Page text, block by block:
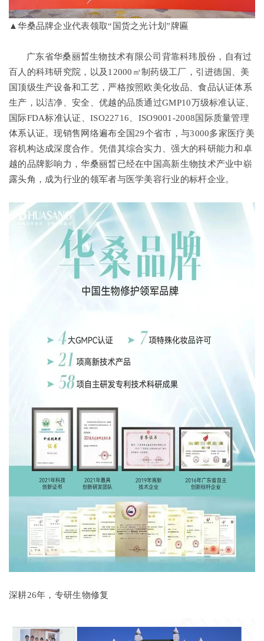
▲华桑品牌企业代表领取“国货之光计划”牌匾
广东省华桑丽晳生物技术有限公司背靠科玮股份，自有过
百人的科玮研究院，以及12000㎡制药级工厂，引进德国、美
国顶级生产设备和工艺，严格按照欧美化妆品、食品认证体系
生产，以洁净、安全、优越的品质通过GMP10万级标准认证、
国际FDA标准认证、ISO22716、ISO9001-2008国际质量管理
体系认证。现销售网络遍布全国29个省市，与3000多家医疗美
容机构达成深度合作。凭借其综合实力、强大的科研能力和卓
越的品牌影响力，华桑丽晳已经在中国高新生物技术产业中崭
露头角，成为行业的领军者与医学美容行业的标杆企业。
深耕26年，专研生物修复